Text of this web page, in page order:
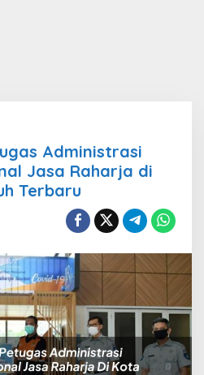
Administrasi
Jasa Raharja di
Terbaru